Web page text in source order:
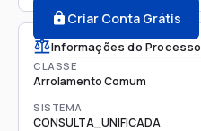
Criar Conta Grátis
Informações do Processo
CLASSE
Arrolamento Comum
SISTEMA
CONSULTA_UNIFICADA